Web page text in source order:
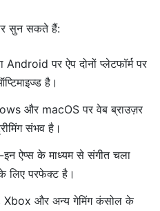
सुन सकते हैं:
Android पर ऐप दोनों प्लेटफॉर्म पर
है।
और macOS पर वेब ब्राउज़र
संभव है।
इन ऐप्स के माध्यम से संगीत चला
लिए परफेक्ट है।
और अन्य गेमिंग कंसोल के